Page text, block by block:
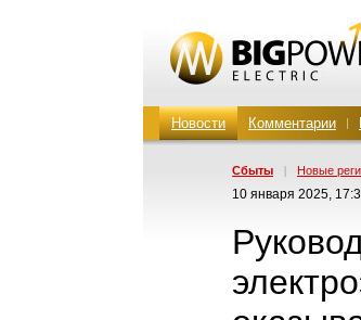
Новости Комментарии
Сбыты | Новые
10 января 2025,